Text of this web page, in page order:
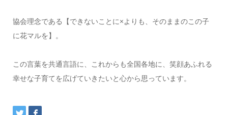
協会理念である【できないことに×よりも、そのままのこの子
に花マルを】。
この言葉を共通言語に、これからも全国各地に、笑顔あふれる
幸せな子育てを広げていきたいと心から思っています。